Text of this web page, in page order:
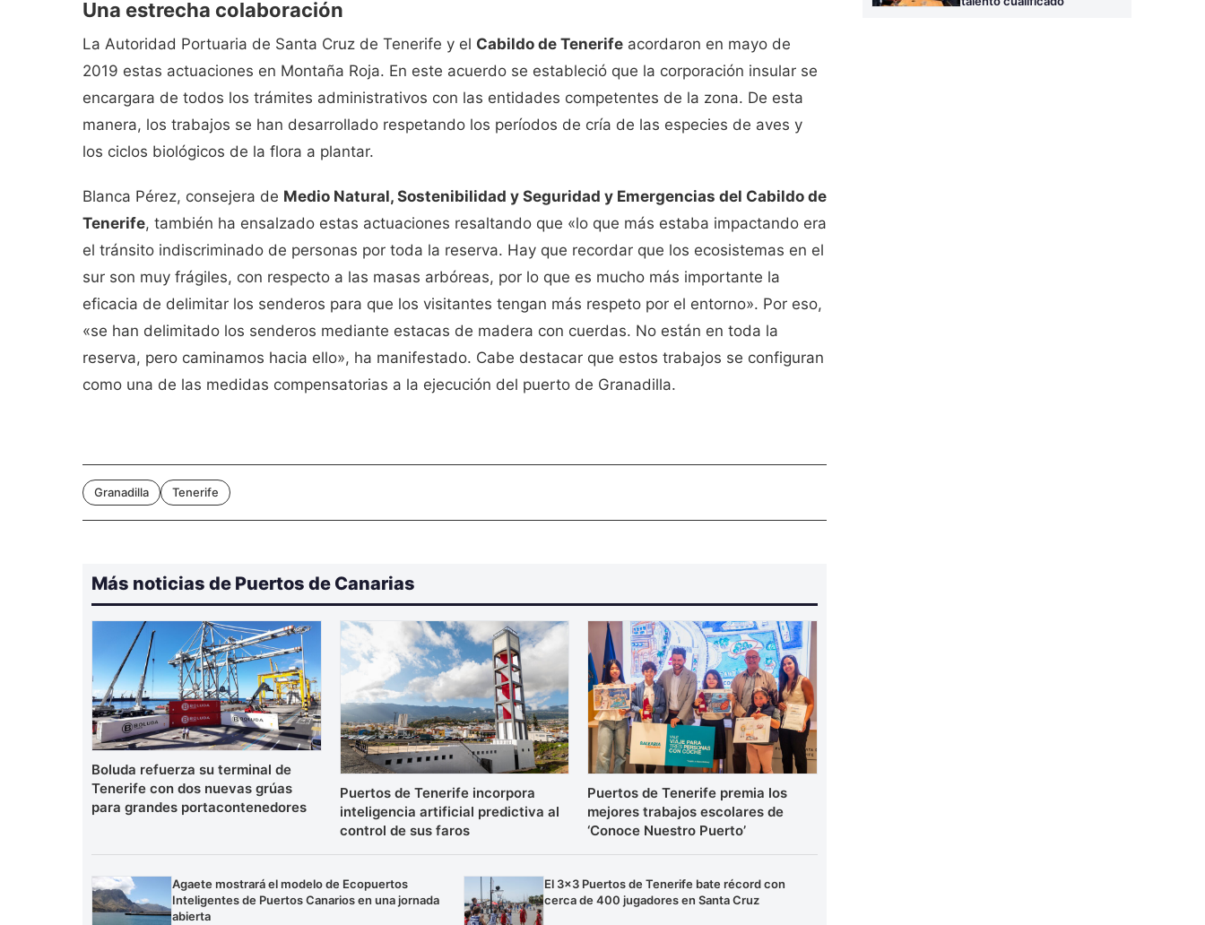
Una estrecha colaboración
La Autoridad Portuaria de Santa Cruz de Tenerife y el Cabildo de Tenerife acordaron en mayo de
2019 estas actuaciones en Montaña Roja. En este acuerdo se estableció que la corporación insular se
encargara de todos los trámites administrativos con las entidades competentes de la zona. De esta
manera, los trabajos se han desarrollado respetando los períodos de cría de las especies de aves y
los ciclos biológicos de la flora a plantar.
Blanca Pérez, consejera de Medio Natural, Sostenibilidad y Seguridad y Emergencias del Cabildo de
Tenerife, también ha ensalzado estas actuaciones resaltando que «lo que más estaba impactando era
el tránsito indiscriminado de personas por toda la reserva. Hay que recordar que los ecosistemas en el
sur son muy frágiles, con respecto a las masas arbóreas, por lo que es mucho más importante la
eficacia de delimitar los senderos para que los visitantes tengan más respeto por el entorno». Por eso,
«se han delimitado los senderos mediante estacas de madera con cuerdas. No están en toda la
reserva, pero caminamos hacia ello», ha manifestado. Cabe destacar que estos trabajos se configuran
como una de las medidas compensatorias a la ejecución del puerto de Granadilla.
Granadilla Tenerife
Más noticias de Puertos de Canarias
Boluda refuerza su terminal de
Tenerife con dos nuevas grúas
para grandes portacontenedores
Puertos de Tenerife incorpora
inteligencia artificial predictiva al
control de sus faros
Puertos de Tenerife premia los
mejores trabajos escolares de
‘Conoce Nuestro Puerto’
Agaete mostrará el modelo de Ecopuertos
Inteligentes de Puertos Canarios en una jornada
abierta
El 3×3 Puertos de Tenerife bate récord con
cerca de 400 jugadores en Santa Cruz